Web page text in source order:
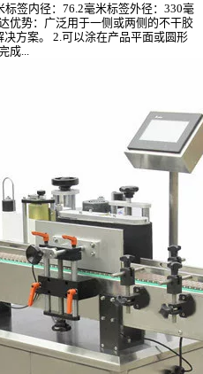
签内径：76.2毫米标签外径：330毫
优势：广泛用于一侧或两侧的不干胶
方案。 2.可以涂在产品平面或圆形
成...